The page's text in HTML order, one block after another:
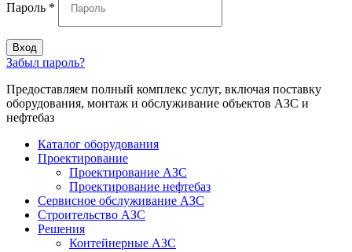
Пароль *
Вход
Забыл пароль?
Предоставляем полный комплекс услуг, включая поставку
оборудования, монтаж и обслуживание объектов АЗС и
нефтебаз
Каталог оборудования
Проектирование
Проектирование АЗС
Проектирование нефтебаз
Cервисное обслуживание АЗС
Строительство АЗС
Решения
Контейнерные АЗС